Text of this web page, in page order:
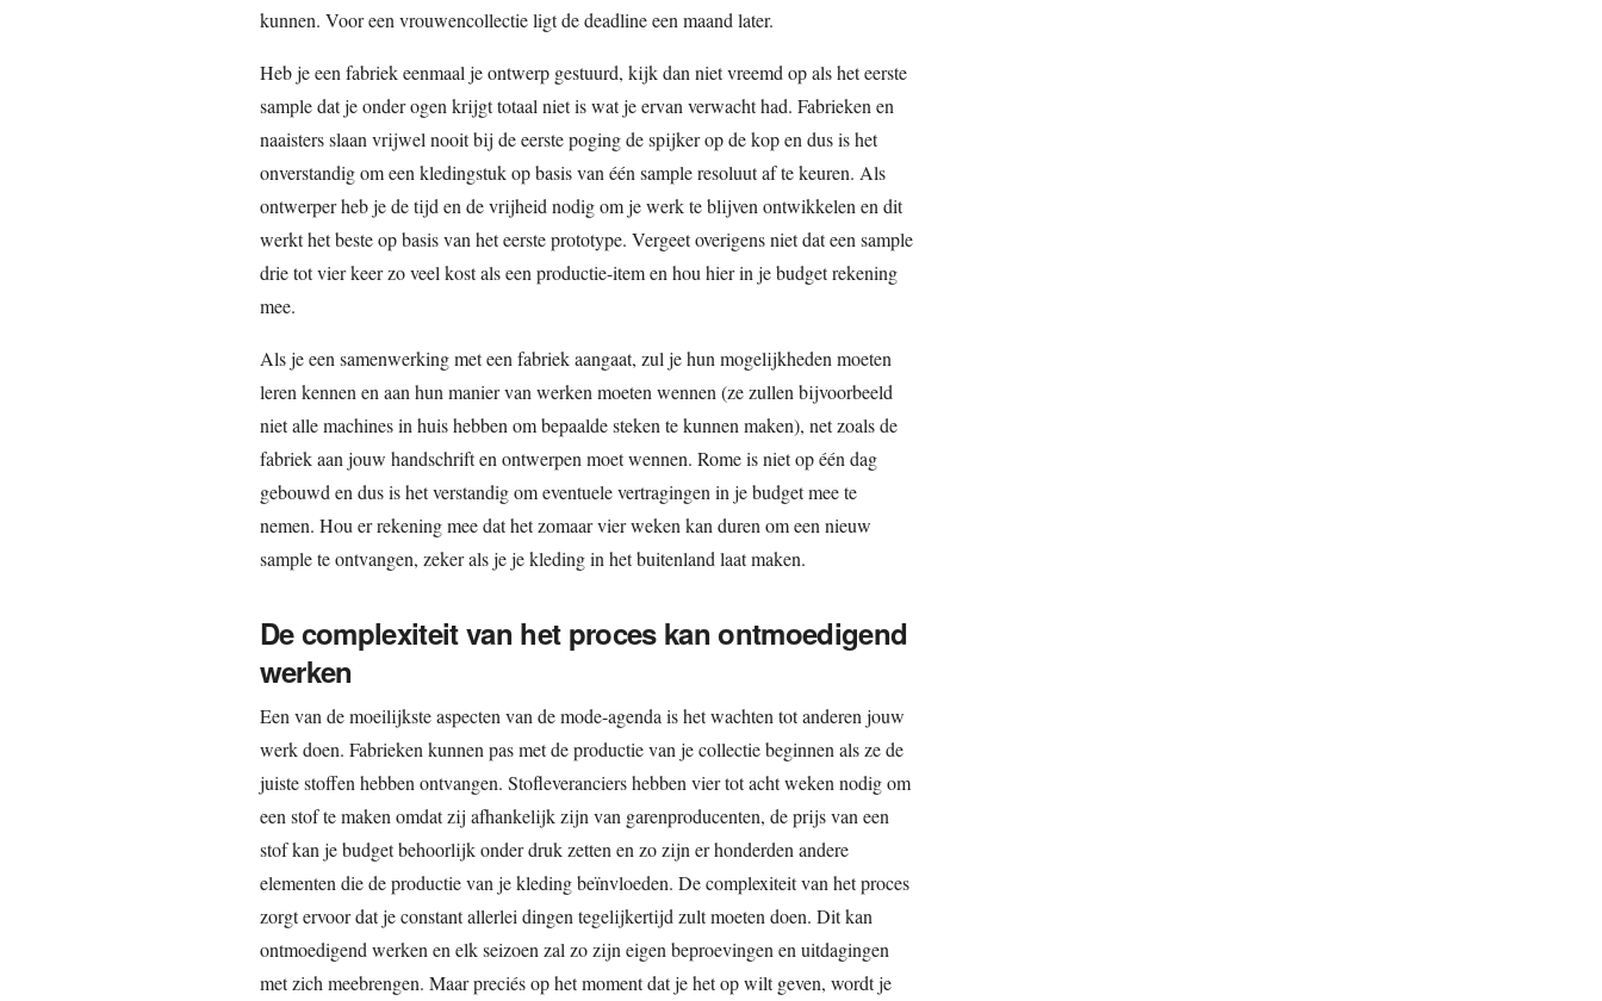
kunnen. Voor een vrouwencollectie ligt de deadline een maand later.
Heb je een fabriek eenmaal je ontwerp gestuurd, kijk dan niet vreemd op als het eerste
sample dat je onder ogen krijgt totaal niet is wat je ervan verwacht had. Fabrieken en
naaisters slaan vrijwel nooit bij de eerste poging de spijker op de kop en dus is het
onverstandig om een kledingstuk op basis van één sample resoluut af te keuren. Als
ontwerper heb je de tijd en de vrijheid nodig om je werk te blijven ontwikkelen en dit
werkt het beste op basis van het eerste prototype. Vergeet overigens niet dat een sample
drie tot vier keer zo veel kost als een productie-item en hou hier in je budget rekening
mee.
Als je een samenwerking met een fabriek aangaat, zul je hun mogelijkheden moeten
leren kennen en aan hun manier van werken moeten wennen (ze zullen bijvoorbeeld
niet alle machines in huis hebben om bepaalde steken te kunnen maken), net zoals de
fabriek aan jouw handschrift en ontwerpen moet wennen. Rome is niet op één dag
gebouwd en dus is het verstandig om eventuele vertragingen in je budget mee te
nemen. Hou er rekening mee dat het zomaar vier weken kan duren om een nieuw
sample te ontvangen, zeker als je je kleding in het buitenland laat maken.
De complexiteit van het proces kan ontmoedigend
werken
Een van de moeilijkste aspecten van de mode-agenda is het wachten tot anderen jouw
werk doen. Fabrieken kunnen pas met de productie van je collectie beginnen als ze de
juiste stoffen hebben ontvangen. Stofleveranciers hebben vier tot acht weken nodig om
een stof te maken omdat zij afhankelijk zijn van garenproducenten, de prijs van een
stof kan je budget behoorlijk onder druk zetten en zo zijn er honderden andere
elementen die de productie van je kleding beïnvloeden. De complexiteit van het proces
zorgt ervoor dat je constant allerlei dingen tegelijkertijd zult moeten doen. Dit kan
ontmoedigend werken en elk seizoen zal zo zijn eigen beproevingen en uitdagingen
met zich meebrengen. Maar preciés op het moment dat je het op wilt geven, wordt je